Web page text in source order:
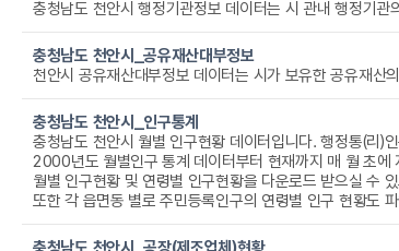
충청남도 천안시_공유재산대부정보
충청남도 천안시_인구통계
충청남도 천안시 월별 인구현황 데이터입니다. 행정통(리)
2000년도 월별인구 통계 데이터부터 현재까지 매 월 초에
월별 인구현황 및 연령별 인구현황을 다운로드 받으실 수 있으며 주민등록인구, 외국인(동
또한 각 읍면동 별로 주민등록인구의 연령별 인구 현황도 파악할